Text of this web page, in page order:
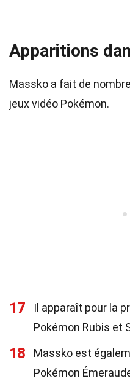
Apparitions
Massko a fait de
jeux vidéo Pokémon.
17
Il apparaît pour la
Pokémon Rubis et
18
Massko est
Pokémon